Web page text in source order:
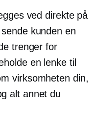
ved direkte på
kunden en
trenger for
en lenke til
virksomheten din,
alt annet du